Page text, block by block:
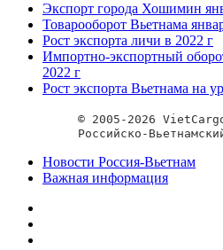
Экспорт города Хошимин
Товарооборот Вьетнама
Рост экспорта личи в 2022 г
Импортно-экспортный
2022 г
Рост экспорта Вьетнама на
© 2005-2026
Российско-
Новости Россия-Вьетнам
Важная информация